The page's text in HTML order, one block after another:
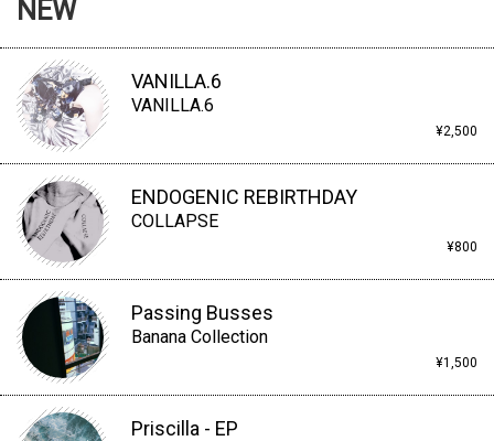
NEW
VANILLA.6
VANILLA.6
¥2,500
ENDOGENIC REBIRTHDAY
COLLAPSE
¥800
Passing Busses
Banana Collection
¥1,500
Priscilla - EP